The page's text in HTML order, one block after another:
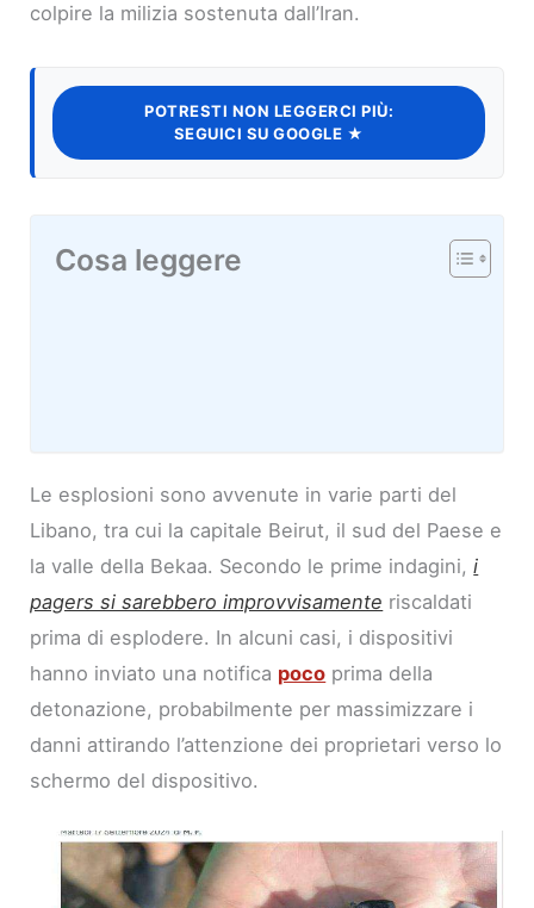
colpire la milizia sostenuta dall’Iran.
POTRESTI NON LEGGERCI PIÙ:
SEGUICI SU GOOGLE ★
Cosa leggere
Le esplosioni sono avvenute in varie parti del
Libano, tra cui la capitale Beirut, il sud del Paese e
la valle della Bekaa. Secondo le prime indagini,i
pagers si sarebbero improvvisamente riscaldati
prima di esplodere. In alcuni casi, i dispositivi
hanno inviato una notifica poco prima della
detonazione, probabilmente per massimizzare i
danni attirando l’attenzione dei proprietari verso lo
schermo del dispositivo.